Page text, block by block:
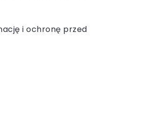
i ochronę przed